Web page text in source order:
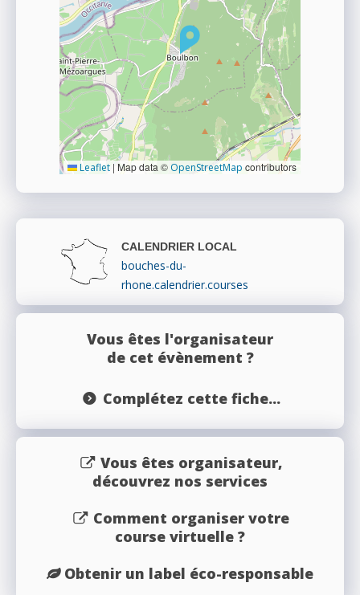
Leaflet | Map data © OpenStreetMap contributors
CALENDRIER LOCAL
bouches-du-
rhone.calendrier.courses
Vous êtes l'organisateur
de cet évènement ?
Complétez cette fiche...
Vous êtes organisateur,
découvrez nos services
Comment organiser votre
course virtuelle ?
Obtenir un label éco-responsable